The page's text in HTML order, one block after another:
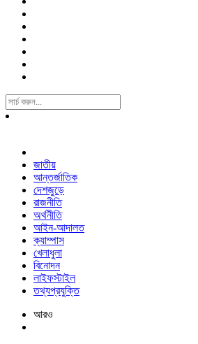
Search
For:
জাতীয়
আন্তর্জাতিক
দেশজুড়ে
রাজনীতি
অর্থনীতি
আইন-আদালত
ক্যাম্পাস
খেলাধুলা
বিনোদন
লাইফস্টাইল
তথ্যপ্রযুক্তি
আরও